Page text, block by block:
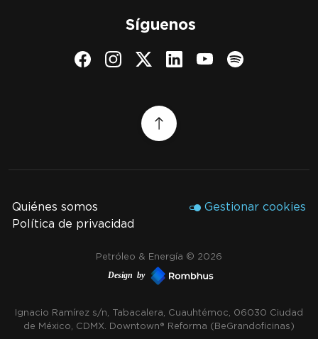
Síguenos
Quiénes somos
Política de privacidad
Gestionar cookies
Petróleo & Energía © 2026
Design by
Ignacio Ramírez s/n, Tabacalera, Cuauhtémoc, 06030 Ciudad
de México, CDMX. Downtown® Reforma (Be Grand oficinas)